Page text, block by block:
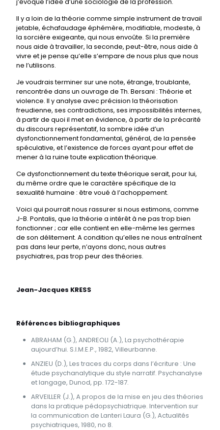
Il y a loin de la théorie comme simple instrument de travail
jetable, échafaudage éphémère, modifiable, modeste, à
la sorcière exigeante, qui nous envoûte. Si la première
nous aide à travailler, la seconde, peut-être, nous aide à
vivre et je pense qu’elle s’empare de nous plus que nous
ne l’utilisons.
Je voudrais terminer sur une note, étrange, troublante,
rencontrée dans un ouvrage de Th. Bersani : Théorie et
violence. Il y analyse avec précision la théorisation
freudienne, ses contradictions, ses impossibilités internes,
à partir de quoi il met en évidence, à partir de la précarité
du discours représentatif, la sombre idée d’un
dysfonctionnement fondamental, général, de la pensée
spéculative, et l’existence de forces ayant pour effet de
mener à la ruine toute explication théorique.
Ce dysfonctionnement du texte théorique serait, pour lui,
du même ordre que le caractère spécifique de la
sexualité humaine : être voué à l’achoppement.
Voici qui pourrait nous rassurer si nous estimons, comme
J-B. Pontalis, que la théorie a intérêt à ne pas trop bien
fonctionner ; car elle contient en elle-même les germes
de son délitement. A condition qu’elles ne nous entraînent
pas dans leur perte, n’ayons donc, nous autres
psychiatres, pas trop peur des théories.
Jean-Jacques KRESS
Références bibliographiques
ABRAHAM (G.), ANDREOLI (A.), La psychothérapie
aujourd’hui. S.I.M.E.P., 1982, Villeurbanne.
ANZIEU (D.), Les traces du corps dans l’écriture : Une
étude psychanalytique du style narratif. Psychanalyse
et langage, Dunod, pp. 172-187.
ARVEILLER (J.), A propos de la mise en jeu des théories
dans la pratique pédopsychiatrique. Intervention sur
la communication de Lanteri Laura (G.), Actualités
psychiatriques, 1980, no 8.